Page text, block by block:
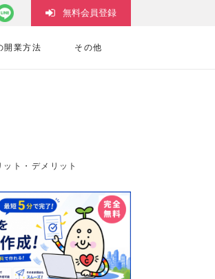
開業方法 その他
無料会員登録
ト・デメリット